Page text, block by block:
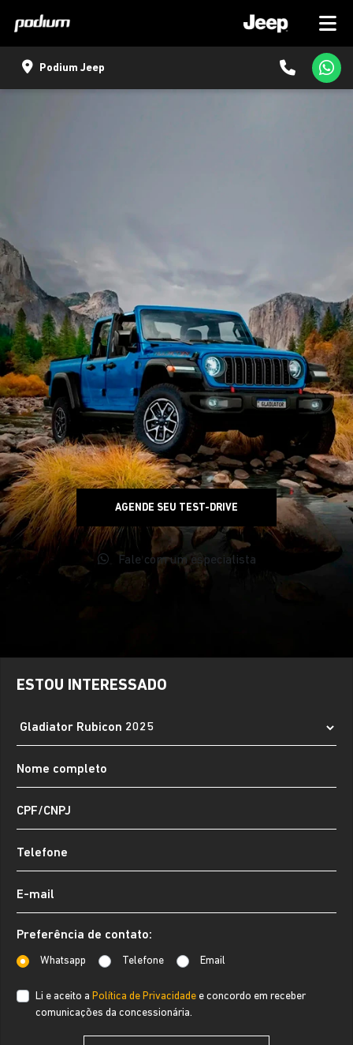
Podium Jeep
ESTOU INTERESSADO
Preferência de contato:
Whatsapp Telefone Email
Li e aceito a Política de Privacidade e concordo em receber
comunicações da concessionária.
AGENDE SEU TEST-DRIVE
Fale com um especialista